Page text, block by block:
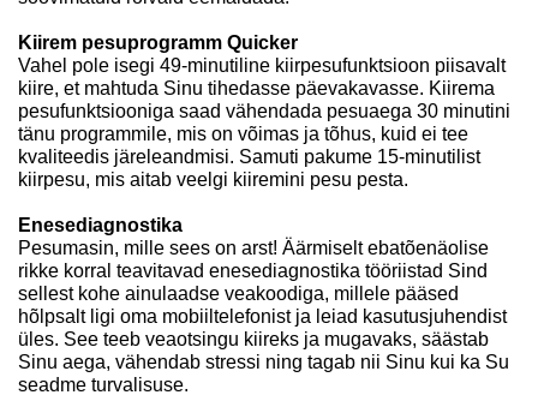
Kiirem pesuprogramm Quicker
Vahel pole isegi 49-minutiline kiirpesufunktsioon piisavalt
kiire, et mahtuda Sinu tihedasse päevakavasse. Kiirema
pesufunktsiooniga saad vähendada pesuaega 30 minutini
tänu programmile, mis on võimas ja tõhus, kuid ei tee
kvaliteedis järeleandmisi. Samuti pakume 15-minutilist
kiirpesu, mis aitab veelgi kiiremini pesu pesta.
Enesediagnostika
Pesumasin, mille sees on arst! Äärmiselt ebatõenäolise
rikke korral teavitavad enesediagnostika tööriistad Sind
sellest kohe ainulaadse veakoodiga, millele pääsed
hõlpsalt ligi oma mobiiltelefonist ja leiad kasutusjuhendist
üles. See teeb veaotsingu kiireks ja mugavaks, säästab
Sinu aega, vähendab stressi ning tagab nii Sinu kui ka Su
seadme turvalisuse.